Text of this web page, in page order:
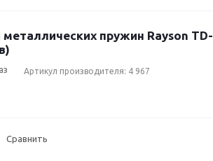
пружин Rayson TD-
Артикул производителя: 4 967
Сравнить